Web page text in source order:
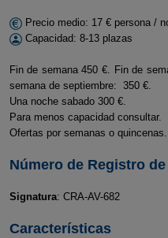
Precio medio: 17 € persona /
Capacidad: 8-13 plazas
Fin de semana 450 €. Fin de
semana de septiembre: 350 €.
Una noche sabado 300 €.
Para menos capacidad consultar.
Ofertas por semanas o quincenas.
Número de Registro
Signatura: CRA-AV-682
Características